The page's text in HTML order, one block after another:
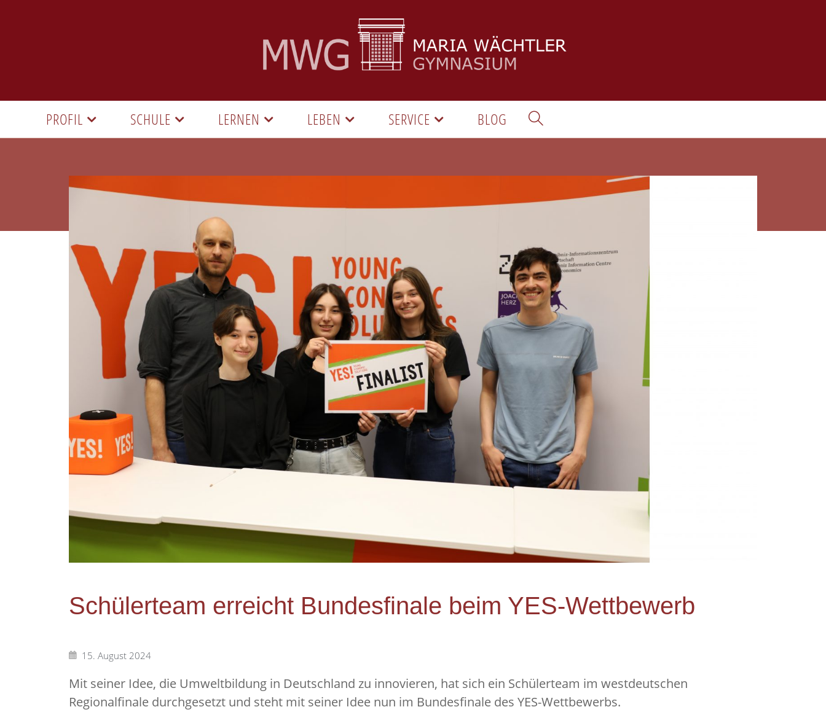
PROFIL SCHULE LERNEN LEBEN SERVICE BLOG
Schülerteam erreicht Bundesfinale beim YES-Wettbewerb
15. August 2024
Mit seiner Idee, die Umweltbildung in Deutschland zu innovieren, hat sich ein Schülerteam im westdeutschen
Regionalfinale durchgesetzt und steht mit seiner Idee nun im Bundesfinale des YES-Wettbewerbs.